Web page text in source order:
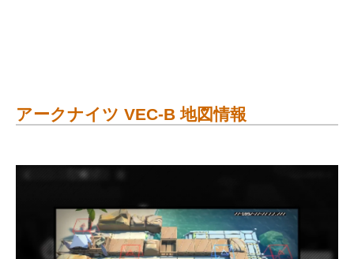
アークナイツ VEC-B 地図情報